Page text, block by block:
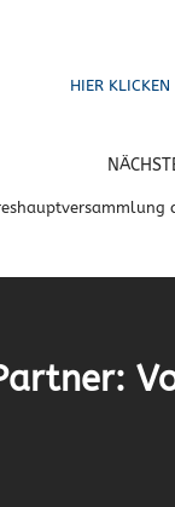
HIER KLICKEN